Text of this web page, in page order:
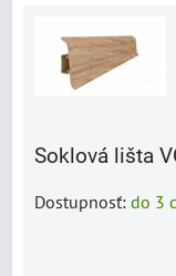
Soklová lišta
Dostupnosť: do 3